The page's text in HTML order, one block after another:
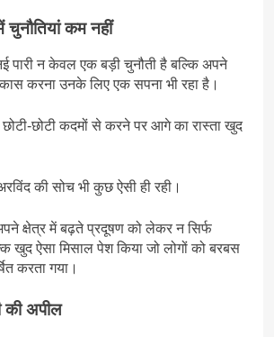
चुनौतियां कम नहीं
पारी न केवल एक बड़ी चुनौती है बल्कि अपने
करना उनके लिए एक सपना भी रहा है।
छोटी कदमों से करने पर आगे का रास्ता खुद
की सोच भी कुछ ऐसी ही रही।
क्षेत्र में बढ़ते प्रदूषण को लेकर न सिर्फ
खुद ऐसा मिसाल पेश किया जो लोगों को बरबस
करता गया।
की अपील